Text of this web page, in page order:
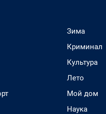
Зима
Криминал
Культура
Лето
Мой дом
Наука